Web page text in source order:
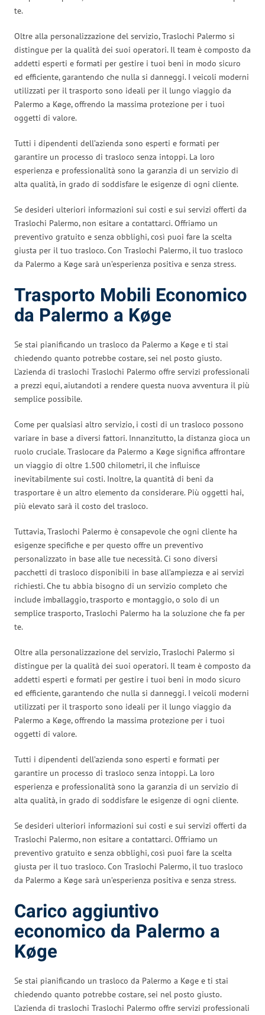
te.
Oltre alla personalizzazione del servizio, Traslochi Palermo si
distingue per la qualità dei suoi operatori. Il team è composto da
addetti esperti e formati per gestire i tuoi beni in modo sicuro
ed efficiente, garantendo che nulla si danneggi. I veicoli moderni
utilizzati per il trasporto sono ideali per il lungo viaggio da
Palermo a Køge, offrendo la massima protezione per i tuoi
oggetti di valore.
Tutti i dipendenti dell’azienda sono esperti e formati per
garantire un processo di trasloco senza intoppi. La loro
esperienza e professionalità sono la garanzia di un servizio di
alta qualità, in grado di soddisfare le esigenze di ogni cliente.
Se desideri ulteriori informazioni sui costi e sui servizi offerti da
Traslochi Palermo, non esitare a contattarci. Offriamo un
preventivo gratuito e senza obblighi, così puoi fare la scelta
giusta per il tuo trasloco. Con Traslochi Palermo, il tuo trasloco
da Palermo a Køge sarà un’esperienza positiva e senza stress.
Trasporto Mobili Economico
da Palermo a Køge
Se stai pianificando un trasloco da Palermo a Køge e ti stai
chiedendo quanto potrebbe costare, sei nel posto giusto.
L’azienda di traslochi Traslochi Palermo offre servizi professionali
a prezzi equi, aiutandoti a rendere questa nuova avventura il più
semplice possibile.
Come per qualsiasi altro servizio, i costi di un trasloco possono
variare in base a diversi fattori. Innanzitutto, la distanza gioca un
ruolo cruciale. Traslocare da Palermo a Køge significa affrontare
un viaggio di oltre 1.500 chilometri, il che influisce
inevitabilmente sui costi. Inoltre, la quantità di beni da
trasportare è un altro elemento da considerare. Più oggetti hai,
più elevato sarà il costo del trasloco.
Tuttavia, Traslochi Palermo è consapevole che ogni cliente ha
esigenze specifiche e per questo offre un preventivo
personalizzato in base alle tue necessità. Ci sono diversi
pacchetti di trasloco disponibili in base all’ampiezza e ai servizi
richiesti. Che tu abbia bisogno di un servizio completo che
include imballaggio, trasporto e montaggio, o solo di un
semplice trasporto, Traslochi Palermo ha la soluzione che fa per
te.
Oltre alla personalizzazione del servizio, Traslochi Palermo si
distingue per la qualità dei suoi operatori. Il team è composto da
addetti esperti e formati per gestire i tuoi beni in modo sicuro
ed efficiente, garantendo che nulla si danneggi. I veicoli moderni
utilizzati per il trasporto sono ideali per il lungo viaggio da
Palermo a Køge, offrendo la massima protezione per i tuoi
oggetti di valore.
Tutti i dipendenti dell’azienda sono esperti e formati per
garantire un processo di trasloco senza intoppi. La loro
esperienza e professionalità sono la garanzia di un servizio di
alta qualità, in grado di soddisfare le esigenze di ogni cliente.
Se desideri ulteriori informazioni sui costi e sui servizi offerti da
Traslochi Palermo, non esitare a contattarci. Offriamo un
preventivo gratuito e senza obblighi, così puoi fare la scelta
giusta per il tuo trasloco. Con Traslochi Palermo, il tuo trasloco
da Palermo a Køge sarà un’esperienza positiva e senza stress.
Carico aggiuntivo
economico da Palermo a
Køge
Se stai pianificando un trasloco da Palermo a Køge e ti stai
chiedendo quanto potrebbe costare, sei nel posto giusto.
L’azienda di traslochi Traslochi Palermo offre servizi professionali